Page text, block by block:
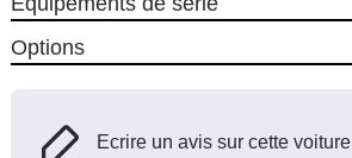
Options
Ecrire un avis sur cette voiture